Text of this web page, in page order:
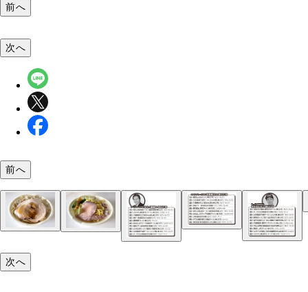
前へ
次へ
前へ
次へ